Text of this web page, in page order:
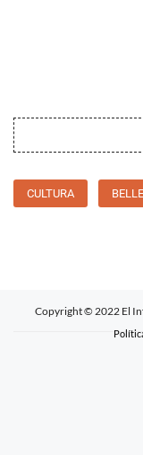
CULTURA
Copyright © 2022 El